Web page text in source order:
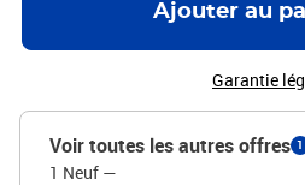
Ajouter au
Garantie
Voir toutes les autres offres 1
1 Neuf —